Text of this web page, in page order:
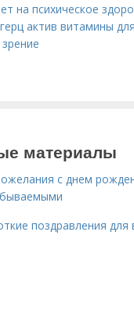
на психическое
актив витамины
материалы
с днем
поздравления